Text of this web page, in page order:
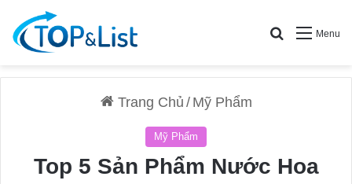
Menu
Search for
Trang Chủ / Mỹ Phẩm
Mỹ Phẩm
Top 5 Sản Phẩm Nước Hoa